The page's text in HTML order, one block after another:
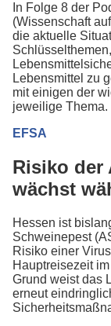
In Folge 8 der
(Wissenschaft
die aktuelle
Lebensmittel zu
mit einigen der
jeweilige Thema.
EFSA
Risiko der
wächst
Hessen ist
Schweinepest
Risiko einer
Hauptreisezeit
Grund weist das
erneut